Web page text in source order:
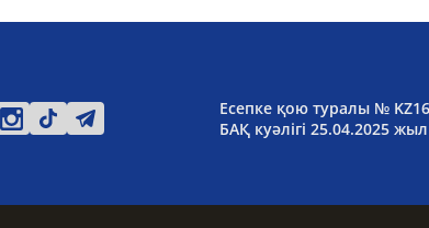
Есепке қою туралы №
БАҚ куәлігі 25.04.2025